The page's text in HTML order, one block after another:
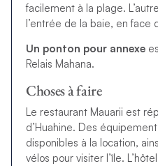
facilement à la plage.
l’entrée de la baie, en face
Un ponton pour annexe
Relais Mahana.
Choses à faire
Le restaurant Mauarii est
d’Huahine. Des
disponibles à la location,
vélos pour visiter l’île.